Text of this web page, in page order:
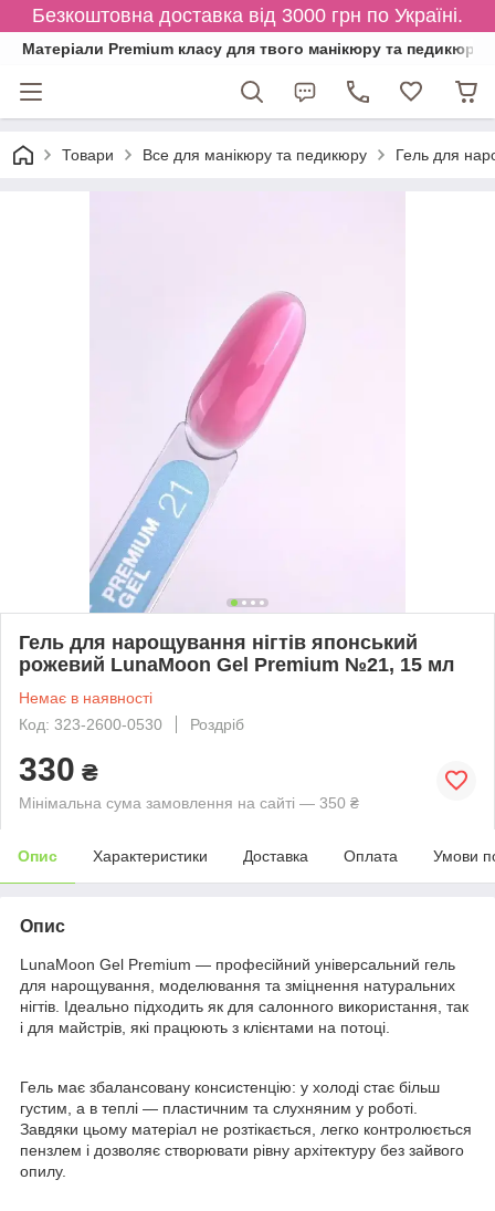
Безкоштовна доставка від 3000 грн по Україні.
Матеріали Premium класу для твого манікюру та педикюру
Товари Все для манікюру та педикюру Гель для
Гель для нарощування нігтів японський
рожевий LunaMoon Gel Premium №21, 15 мл
Немає в наявності
Код: 323-2600-0530
Роздріб
330 ₴
Мінімальна сума замовлення на сайті — 350 ₴
Опис Характеристики Доставка Оплата Умови
Опис
LunaMoon Gel Premium — професійний універсальний гель
для нарощування, моделювання та зміцнення натуральних
нігтів. Ідеально підходить як для салонного використання, так
і для майстрів, які працюють з клієнтами на потоці.
Гель має збалансовану консистенцію: у холоді стає більш
густим, а в теплі — пластичним та слухняним у роботі.
Завдяки цьому матеріал не розтікається, легко контролюється
пензлем і дозволяє створювати рівну архітектуру без зайвого
опилу.